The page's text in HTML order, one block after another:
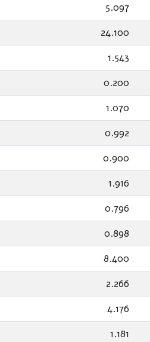
5.097
24.100
1.543
0.200
1.070
0.992
0.900
1.916
0.796
0.898
8.400
2.266
4.176
1.181